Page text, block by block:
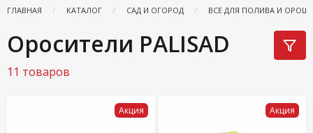
ГЛАВНАЯ КАТАЛОГ САД И ОГОРОД ВСЕ ДЛЯ ПОЛИВА И
Оросители PALISAD
11 товаров
Акция Акция